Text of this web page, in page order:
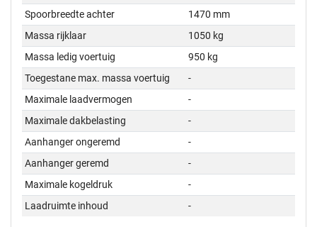
Spoorbreedte achter
1470 mm
Massa rijklaar
1050 kg
Massa ledig voertuig
950 kg
Toegestane max. massa voertuig
-
Maximale laadvermogen
-
Maximale dakbelasting
-
Aanhanger ongeremd
-
Aanhanger geremd
-
Maximale kogeldruk
-
Laadruimte inhoud
-